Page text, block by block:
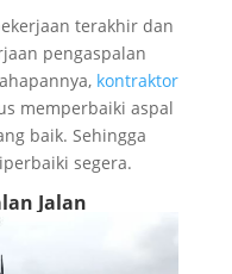
terakhir dan
pengaspalan
kontraktor
memperbaiki aspal
baik. Sehingga
segera.
Jalan